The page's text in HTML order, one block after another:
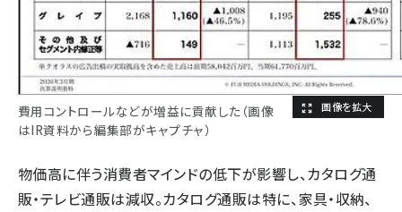
費用コントロールなどが増益に貢献した（画像
はIR資料から編集部がキャプチャ）
物価高に伴う消費者マインドの低下が影響し、カタログ通
販・テレビ通販は減収。カタログ通販は特に、家具・収納、